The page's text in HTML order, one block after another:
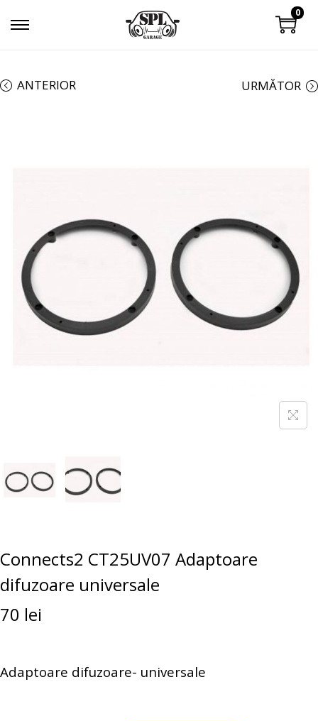
0
ANTERIOR URMĂTOR
Connects2 CT25UV07 Adaptoare
difuzoare universale
70 lei
Adaptoare difuzoare- universale